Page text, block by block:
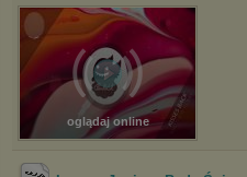
oglądaj online